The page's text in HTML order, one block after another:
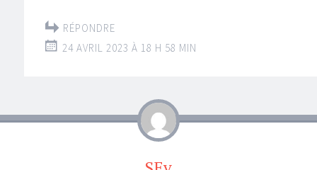
RÉPONDRE
24 AVRIL 2023 À 18 H 58 MIN